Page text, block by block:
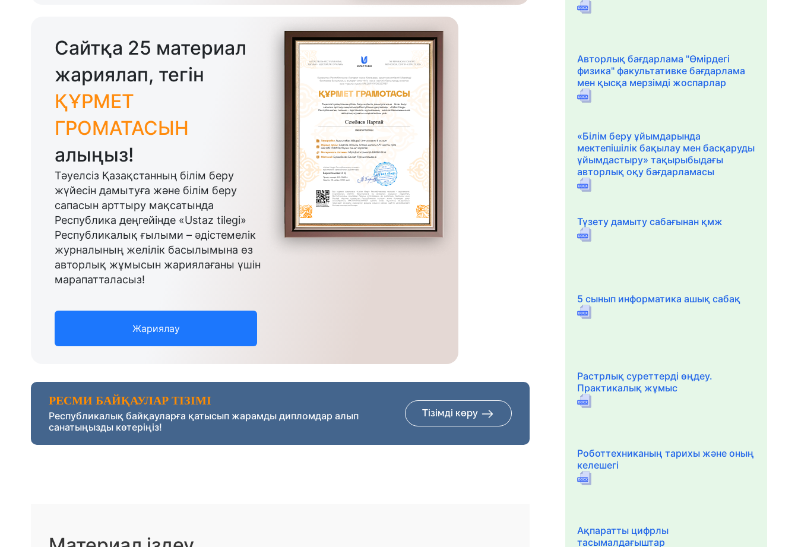
Сайтқа 25 материал
жариялап, тегін
ҚҰРМЕТ
ГРОМАТАСЫН
алыңыз!
Тәуелсіз Қазақстанның білім беру
жүйесін дамытуға және білім беру
сапасын арттыру мақсатында
Республика деңгейінде «Ustaz tilegi»
Республикалық ғылыми – әдістемелік
журналының желілік басылымына өз
авторлық жұмысын жариялағаны үшін
марапатталасыз!
Жариялау
РЕСМИ БАЙҚАУЛАР ТІЗІМІ
Республикалық байқауларға қатысып жарамды дипломдар алып
санатыңызды көтеріңіз!
Тізімді көру
Авторлық бағдарлама "Өмірдегі
физика" факультативке бағдарлама
мен қысқа мерзімді жоспарлар
«Білім беру ұйымдарында
мектепішілік бақылау мен басқаруды
ұйымдастыру» тақырыбыдағы
авторлық оқу бағдарламасы
Түзету дамыту сабағынан қмж
5 сынып информатика ашық сабақ
Растрлық суреттерді өңдеу.
Практикалық жұмыс
Роботтехниканың тарихы және оның
келешегі
Ақпаратты цифрлы
тасымалдағыштар